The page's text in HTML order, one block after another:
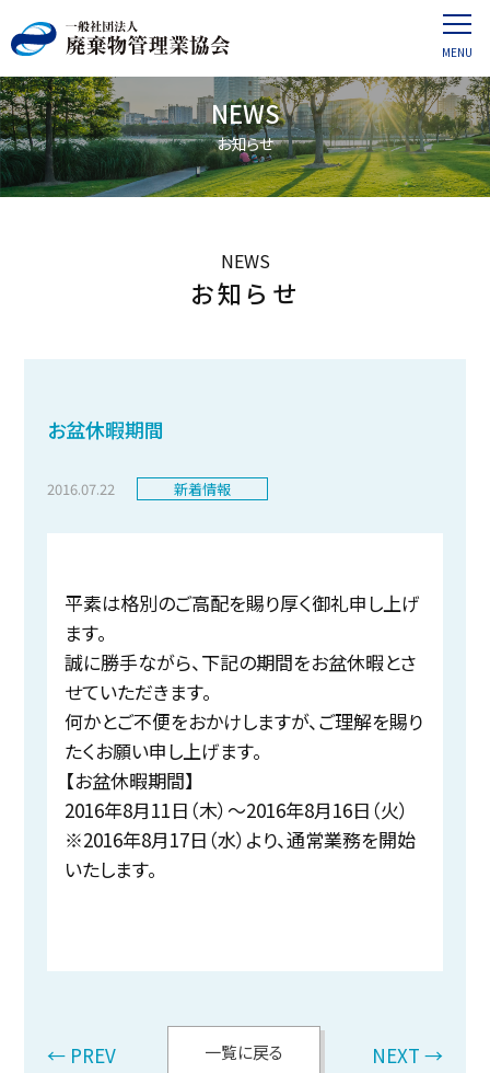
NEWS
お知らせ
NEWS
お知らせ
お盆休暇期間
2016.07.22 新着情報
平素は格別のご高配を賜り厚く御礼申し上げ
ます。
誠に勝手ながら、下記の期間をお盆休暇とさ
せていただきます。
何かとご不便をおかけしますが、ご理解を賜り
たくお願い申し上げます。
【お盆休暇期間】
2016年8月11日（木）～2016年8月16日（火）
※2016年8月17日（水）より、通常業務を開始
いたします。
← PREV 一覧に戻る NEXT →